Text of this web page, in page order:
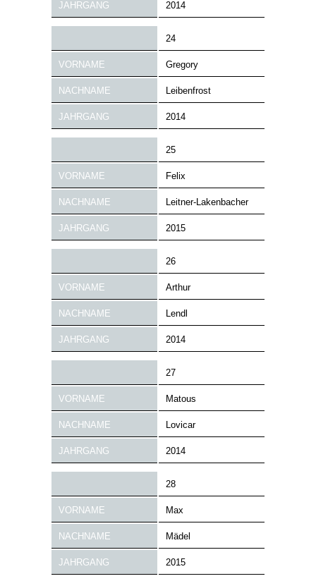
JAHRGANG 2014
VORNAME
NACHNAME
JAHRGANG
24
Gregory
Leibenfrost
2014
VORNAME
NACHNAME
JAHRGANG
25
Felix
Leitner-Lakenbacher
2015
VORNAME
NACHNAME
JAHRGANG
26
Arthur
Lendl
2014
VORNAME
NACHNAME
JAHRGANG
27
Matous
Lovicar
2014
VORNAME
NACHNAME
JAHRGANG
28
Max
Mädel
2015